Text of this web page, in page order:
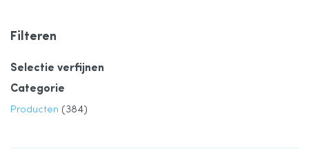
Filteren
Selectie verfijnen
Categorie
Producten 384
product